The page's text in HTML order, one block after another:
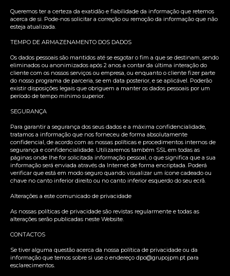
Queremos ter a certeza da exatidão e fiabilidade da informação que retemos
acerca de si. Pode-nos solicitar a correção ou remoção da informação que não
esteja atualizada.
TEMPO DE ARMAZENAMENTO DOS DADOS
Os dados pessoais são mantidos até se esgotar o fim a que se destinam, sendo
eliminados ou anonimizados após 2 anos a contar da última interação do
cliente com os nossos serviços ou empresa, ou enquanto o cliente fizer parte
do nosso programa de parceria, se em data posterior, e se aplicável. Poderão
existir disposições legais que obriguem a manter os dados pessoais por um
período de tempo mínimo superior.
SEGURANÇA
Para garantir a segurança dos seus dados e a máxima confidencialidade,
tratamos a informação que nos forneceu de forma absolutamente
confidencial, de acordo com as nossas políticas e procedimentos internos de
segurança e confidencialidade. Utilizaremos também SSL em todas as
páginas onde lhe for solicitada informação pessoal, o que significa que a sua
informação será enviada através da Internet de forma encriptada. Poderá
verificar que está em modo seguro quando visualizar um ícone cadeado ou
chave no canto inferior direito ou no canto inferior esquerdo do seu ecrã.
Alterações a este comunicado de privacidade
As nossas políticas de privacidade são revistas regularmente e todas as
alterações serão publicadas neste Website.
CONTACTOS
Se tiver alguma questão acerca da nossa política de privacidade ou da
informação que temos sobre si use o endereço dpo@grupojpm.pt para
esclarecimentos.